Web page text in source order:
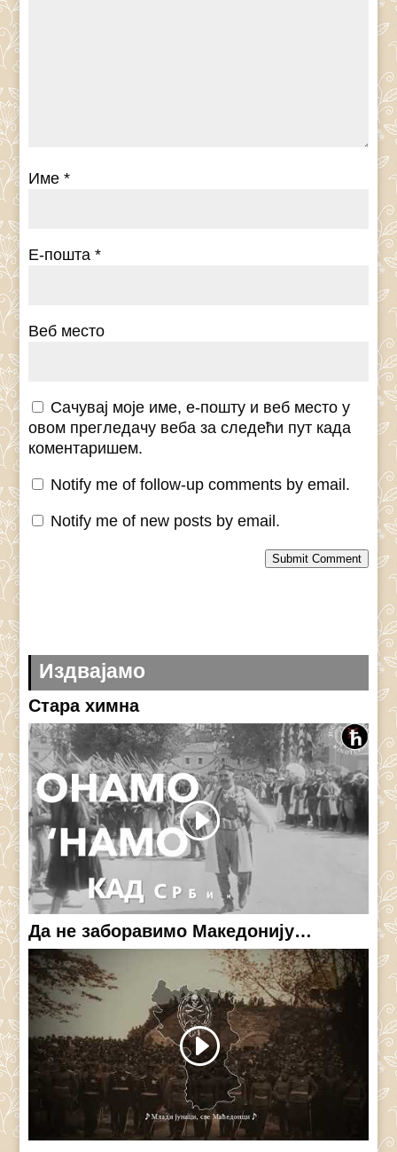
Име*
Е-пошта*
Веб место
Сачувај моје име, е-пошту и веб место у
овом прегледачу веба за следећи пут када
коментаришем.
Notify me of follow-up comments by email.
Notify me of new posts by email.
Submit Comment
Издвајамо
Стара химна
Да не заборавимо Македонију…